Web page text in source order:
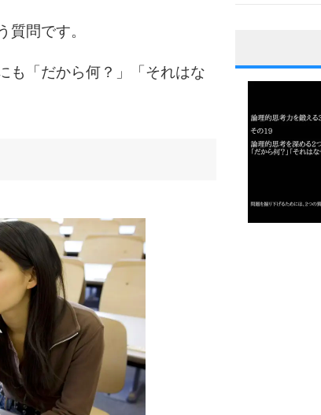
質問です。
も「だから何？」「それはな
1
3